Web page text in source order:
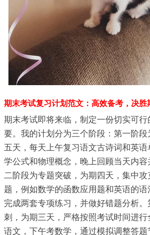
期末考试复习计划范文：高效备考，决胜
期末考试即将来临，制定一份切实可
要。我的计划分为三个阶段：第一阶
五天，每天上午复习语文古诗词和英
学公式和物理概念，晚上回顾当天内
二阶段为专题突破，为期四天，集中
题，例如数学的函数应用题和英语的
完成两套专项练习，并做好错题分析
刺，为期三天，严格按照考试时间进
语文，下午考数学，通过模拟调整答